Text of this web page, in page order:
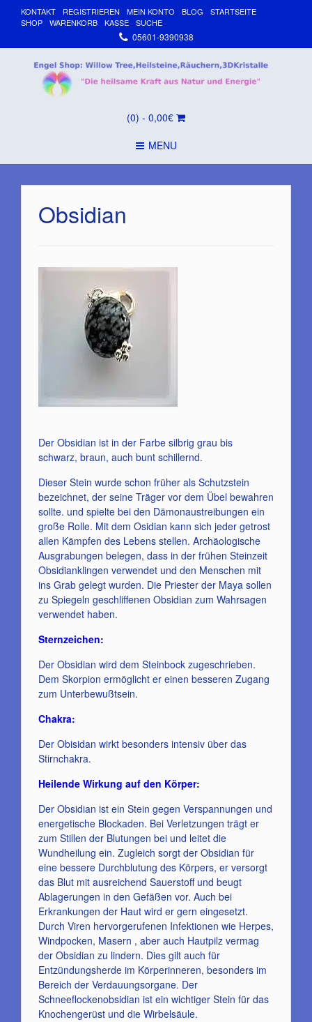
KONTAKT REGISTRIEREN MEIN KONTO BLOG
STARTSEITE
SHOP
WARENKORB KASSE SUCHE
05601-9390938
(0) - 0,00€
MENU
Obsidian
Der Obsidian ist in der Farbe silbrig grau bis
schwarz, braun, auch bunt schillernd.
Dieser Stein wurde schon früher als Schutzstein
bezeichnet, der seine Träger vor dem Übel bewahren
sollte. und spielte bei den Dämonaustreibungen ein
große Rolle. Mit dem Osidian kann sich jeder getrost
allen Kämpfen des Lebens stellen. Archäologische
Ausgrabungen belegen, dass in der frühen Steinzeit
Obsidianklingen verwendet und den Menschen mit
ins Grab gelegt wurden. Die Priester der Maya sollen
zu Spiegeln geschliffenen Obsidian zum Wahrsagen
verwendet haben.
Sternzeichen:
Der Obsidian wird dem Steinbock zugeschrieben.
Dem Skorpion ermöglicht er einen besseren Zugang
zum Unterbewußtsein.
Chakra:
Der Obisidan wirkt besonders intensiv über das
Stirnchakra.
Heilende Wirkung auf den Körper:
Der Obsidian ist ein Stein gegen Verspannungen und
energetische Blockaden. Bei Verletzungen trägt er
zum Stillen der Blutungen bei und leitet die
Wundheilung ein. Zugleich sorgt der Obsidian für
eine bessere Durchblutung des Körpers, er versorgt
das Blut mit ausreichend Sauerstoff und beugt
Ablagerungen in den Gefäßen vor. Auch bei
Erkrankungen der Haut wird er gern eingesetzt.
Durch Viren hervorgerufenen Infektionen wie Herpes,
Windpocken, Masern , aber auch Hautpilz vermag
der Obsidian zu lindern. Dies gilt auch für
Entzündungsherde im Körperinneren, besonders im
Bereich der Verdauungsorgane. Der
Schneeflockenobsidian ist ein wichtiger Stein für das
Knochengerüst und die Wirbelsäule.